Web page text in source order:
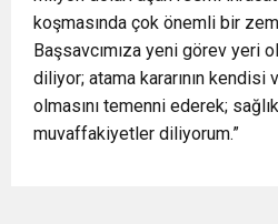
koşmasında çok önemli bir
Başsavcımıza yeni görev yeri
diliyor; atama kararının kendisi
olmasını temenni ederek;
muvaffakiyetler diliyorum.”